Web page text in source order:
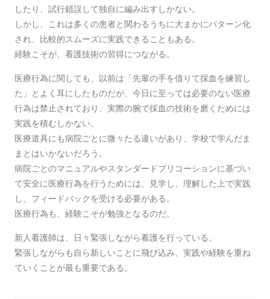
したり、試行錯誤して独自に編み出すしかない。
しかし、これは多くの患者と関わるうちに大まかにパターン化
され、比較的スムーズに実践できることもある。
経験こそが、看護技術の習得につながる。
医療行為に関しても、以前は「先輩の手を借りて採血を練習し
た」とよく耳にしたものだが、今日に至っては必要のない医療
行為は禁止されており、実際の腕で採血の技術を磨くためには
実践を積むしかない。
医療道具にも病院ごとに微々たる違いがあり、学校で学んだま
まとはいかないだろう。
病院ごとのマニュアルやスタンダードプリコーションに基づい
て安全に医療行為を行うためには、見学し、理解した上で実践
し、フィードバックを受ける必要がある。
医療行為も、経験こそが勉強となるのだ。
新人看護師は、日々緊張しながら看護を行っている。
緊張しながらも自ら新しいことに飛び込み、実践や経験を重ね
ていくことが最も重要である。